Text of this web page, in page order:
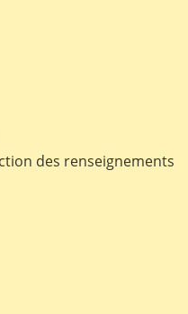
des renseignements